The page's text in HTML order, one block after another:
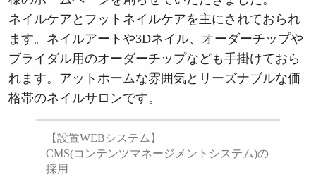
ネイルケアとフットネイルケアを主にされておられ
ます。ネイルアートや3Dネイル、オーダーチップや
ブライダル用のオーダーチップなども手掛けておら
れます。アットホームな雰囲気とリーズナブルな価
格帯のネイルサロンです。
【設置WEBシステム】
CMS(コンテンツマネージメントシステム)の
採用